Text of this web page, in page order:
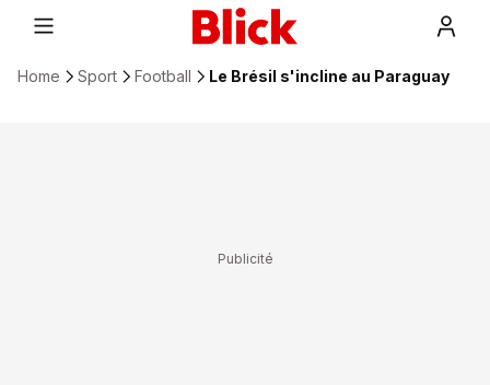
Home Sport Football Le Brésil s'incline au Paraguay